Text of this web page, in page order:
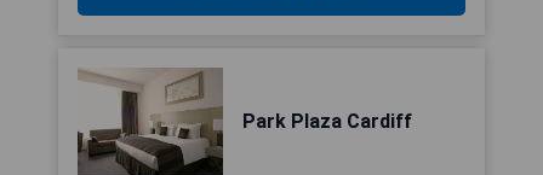
Park Plaza Cardiff